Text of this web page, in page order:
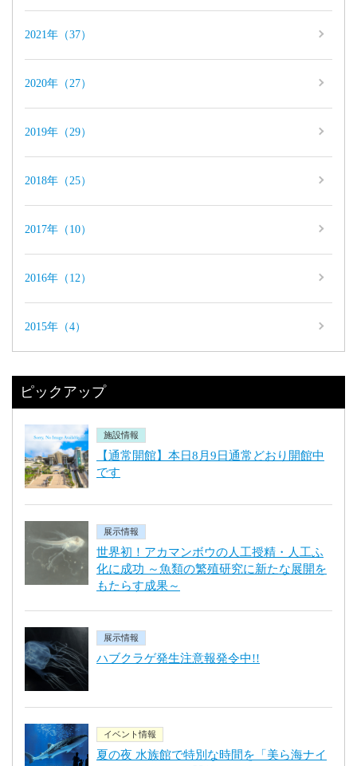
2021年（37）
2020年（27）
2019年（29）
2018年（25）
2017年（10）
2016年（12）
2015年（4）
ピックアップ
施設情報
【通常開館】本日8月9日通常どおり開館中
です
展示情報
世界初！アカマンボウの人工授精・人工ふ
化に成功 ～魚類の繁殖研究に新たな展開を
もたらす成果～
展示情報
ハブクラゲ発生注意報発令中!!
イベント情報
夏の夜 水族館で特別な時間を「美ら海ナイ